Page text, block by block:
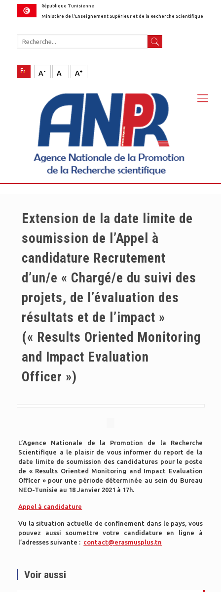
République Tunisienne
Ministère de l'Enseignement Supérieur et de la Recherche Scientifique
A- A A+
Extension de la date limite de
soumission de l’Appel à
candidature Recrutement
d’un/e « Chargé/e du suivi des
projets, de l’évaluation des
résultats et de l’impact »
(« Results Oriented Monitoring
and Impact Evaluation
Officer »)
L’Agence Nationale de la Promotion de la Recherche
Scientifique a le plaisir de vous informer du report de la
date limite de soumission des candidatures pour le poste
de « Results Oriented Monitoring and Impact Evaluation
Officer » pour une période déterminée au sein du Bureau
NEO-Tunisie au 18 Janvier 2021 à 17h.
Appel à candidature
Vu la situation actuelle de confinement dans le pays, vous
pouvez aussi soumettre votre candidature en ligne à
l’adresses suivante : contact@erasmusplus.tn
Voir aussi